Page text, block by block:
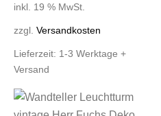
inkl. 19 % MwSt.
zzgl.Versandkosten
Lieferzeit: 1-3 Werktage +
Versand